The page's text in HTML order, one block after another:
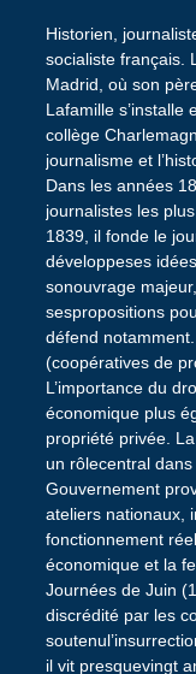
Historien,
socialiste français.
Madrid, où son
Lafamille s’installe
collège
journalisme et
Dans les années
journalistes les
1839, il fonde le
développeses
sonouvrage
sespropositions
défend
(coopératives de
L’importance du
économique plus
propriété privée.
un rôlecentral
Gouvernement
ateliers nationaux,
fonctionnement
économique et la
Journées de Juin
discrédité par les
il vit presquevingt